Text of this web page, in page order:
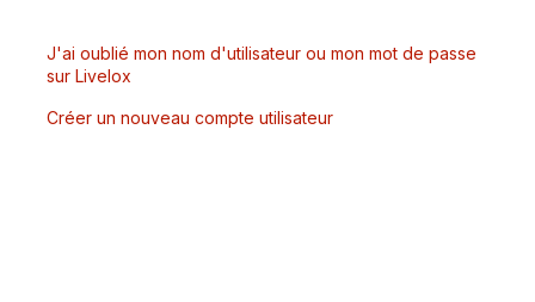
J'ai oublié mon nom d'utilisateur ou mon mot de passe
sur Livelox
Créer un nouveau compte utilisateur